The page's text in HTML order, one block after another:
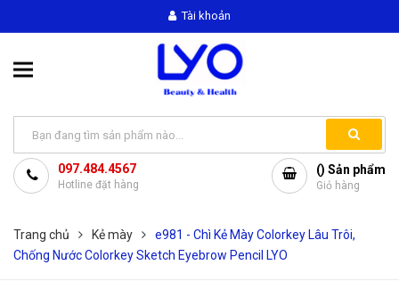
Tài khoản
097.484.4567
Hotline đặt hàng
() Sản phẩm
Giỏ hàng
Trang chủ Kẻ mày
e981 - Chì Kẻ Mày Colorkey Lâu Trôi,
Chống Nước Colorkey Sketch Eyebrow Pencil LYO